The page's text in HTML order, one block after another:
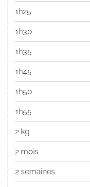
1h25
1h30
1h35
1h45
1h50
1h55
2 kg
2 mois
2 semaines